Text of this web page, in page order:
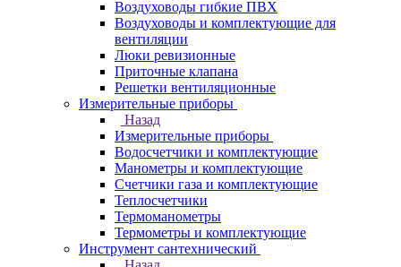
Воздуховоды гибкие ПВХ
Воздуховоды и комплектующие для
вентиляции
Люки ревизионные
Приточные клапана
Решетки вентиляционные
Измерительные приборы
Назад
Измерительные приборы
Водосчетчики и комплектующие
Манометры и комплектующие
Счетчики газа и комплектующие
Теплосчетчики
Термоманометры
Термометры и комплектующие
Инструмент сантехнический